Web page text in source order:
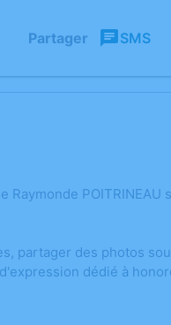
Partager SMS
partager des photos
dédié à